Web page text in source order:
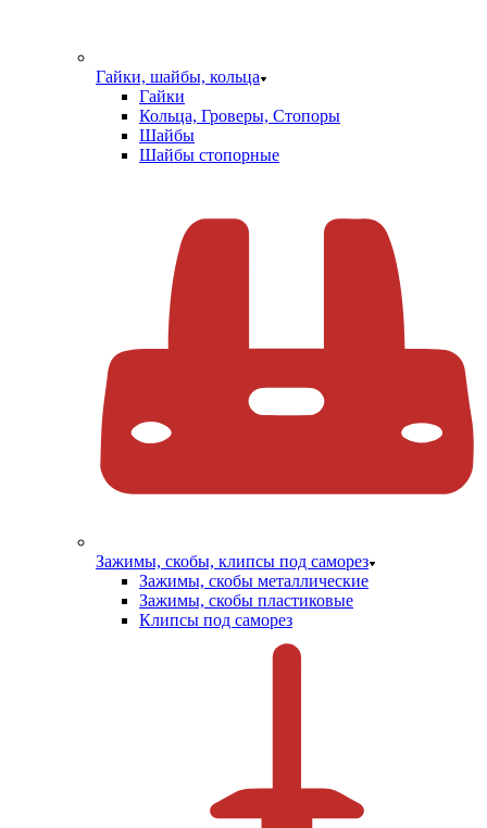
Гайки, шайбы, кольца
Гайки
Кольца, Гроверы, Стопоры
Шайбы
Шайбы стопорные
Зажимы, скобы, клипсы под саморез
Зажимы, скобы металлические
Зажимы, скобы пластиковые
Клипсы под саморез